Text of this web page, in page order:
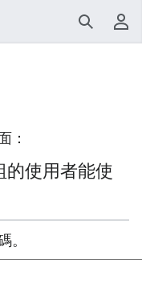
搜尋 使
：
的使用者能使
。